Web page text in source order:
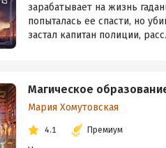
зарабатывает на жизнь
попыталась ее спасти, но
застал капитан полиции,
Магическое
Мария Хомутовская
4.1 Премиум